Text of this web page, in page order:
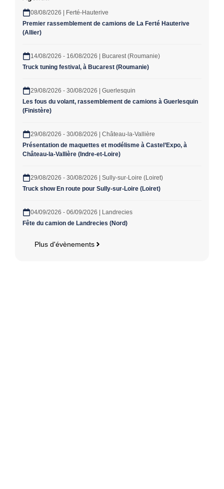
08/08/2026 | Ferté-Hauterive
Premier rassemblement de camions de La Ferté Hauterive
(Allier)
14/08/2026 - 16/08/2026 | Bucarest (Roumanie)
Truck tuning festival, à Bucarest (Roumanie)
29/08/2026 - 30/08/2026 | Guerlesquin
Les fous du volant, rassemblement de camions à Guerlesquin
(Finistère)
29/08/2026 - 30/08/2026 | Château-la-Vallière
Présentation de maquettes et modélisme à Castel’Expo, à
Château-la-Vallière (Indre-et-Loire)
29/08/2026 - 30/08/2026 | Sully-sur-Loire (Loiret)
Truck show En route pour Sully-sur-Loire (Loiret)
04/09/2026 - 06/09/2026 | Landrecies
Fête du camion de Landrecies (Nord)
Plus d'évènements